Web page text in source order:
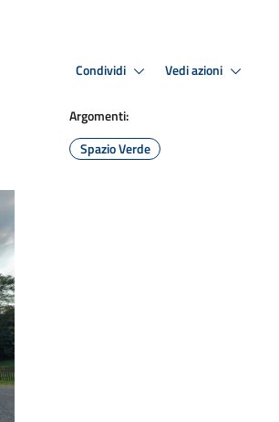
Condividi Vedi azioni
Argomenti:
Spazio Verde